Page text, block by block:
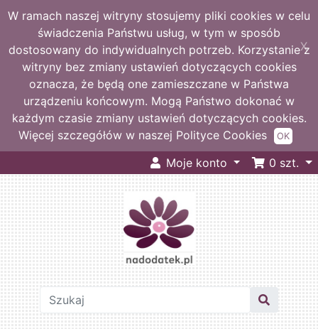
W ramach naszej witryny stosujemy pliki cookies w celu
świadczenia Państwu usług, w tym w sposób
dostosowany do indywidualnych potrzeb. Korzystanie z
witryny bez zmiany ustawień dotyczących cookies
oznacza, że będą one zamieszczane w Państwa
urządzeniu końcowym. Mogą Państwo dokonać w
każdym czasie zmiany ustawień dotyczących cookies.
Więcej szczegółów w naszej Polityce Cookies
X
OK
Moje konto 0 szt.